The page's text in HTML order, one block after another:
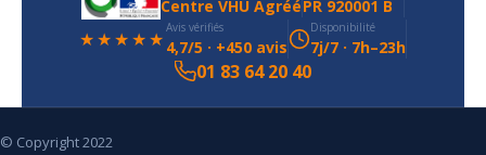
Centre VHU AgrééPR 920001 B
★★★★★ Avis vérifiés
4,7/5 · +450 avis
Disponibilité
7j/7 · 7h–23h
01 83 64 20 40
© Copyright 2022